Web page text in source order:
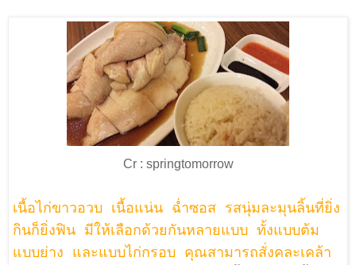
Cr : springtomorrow
เนื้อไก่ขาวอวบ เนื้อแน่น ฉ่ำซอส รสนุ่มละมุนลิ้นที่ยิ่ง
กินก็ยิ่งฟิน มีให้เลือกด้วยกันหลายแบบ ทั้งแบบต้ม
แบบย่าง และแบบไก่กรอบ คุณสามารถสั่งคละเคล้า